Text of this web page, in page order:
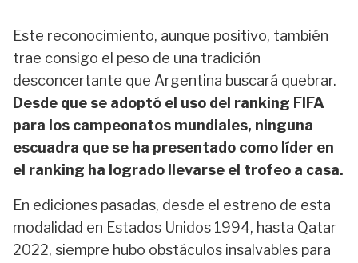
Este reconocimiento, aunque positivo, también
trae consigo el peso de una tradición
desconcertante que Argentina buscará quebrar.
Desde que se adoptó el uso del ranking FIFA
para los campeonatos mundiales, ninguna
escuadra que se ha presentado como líder en
el ranking ha logrado llevarse el trofeo a casa.
En ediciones pasadas, desde el estreno de esta
modalidad en Estados Unidos 1994, hasta Qatar
2022, siempre hubo obstáculos insalvables para